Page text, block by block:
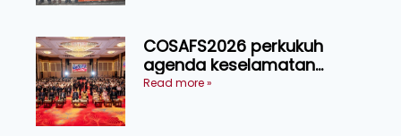
COSAFS2026 perkukuh
agenda keselamatan
makanan, AgriHub pacu
Read more »